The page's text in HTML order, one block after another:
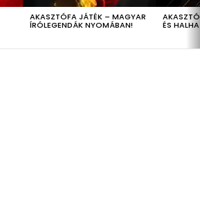
AKASZTÓFA JÁTÉK – MAGYAR
ÍRÓLEGENDÁK NYOMÁBAN! ÉS